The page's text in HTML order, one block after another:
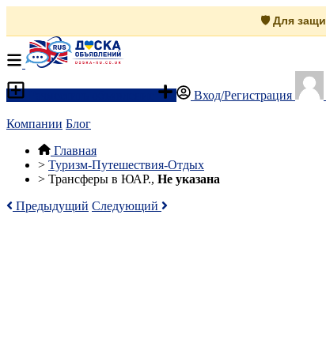
🛡️ Для
Вход/Регистрация
Компании Блог
Главная
> Туризм-Путешествия-Отдых
> Трансферы в ЮАР., Не указана
Предыдущий Следующий